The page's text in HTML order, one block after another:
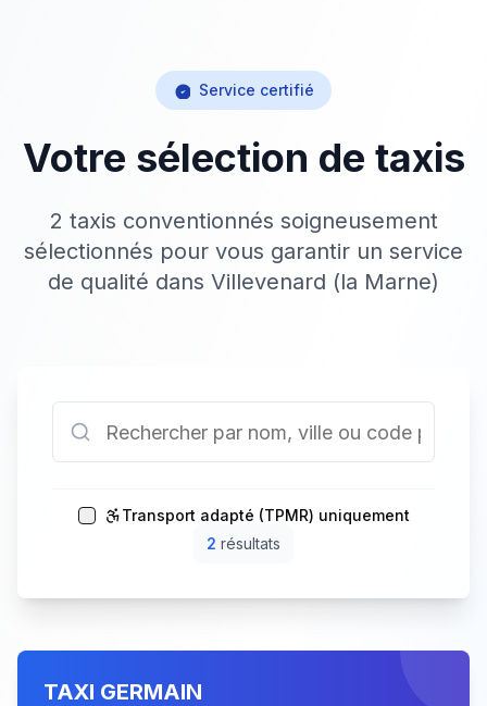
Service certifié
Votre sélection de taxis
2 taxis conventionnés soigneusement
sélectionnés pour vous garantir un service
de qualité dans Villevenard (la Marne)
Transport adapté (TPMR) uniquement
2 résultats
TAXI GERMAIN